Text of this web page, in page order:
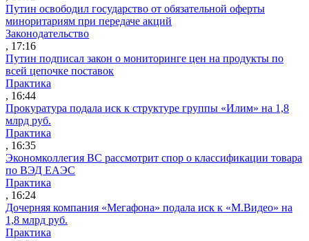
Путин освободил государство от обязательной оферты
миноритариям при передаче акций
Законодательство
, 17:16
Путин подписал закон о мониторинге цен на продукты по
всей цепочке поставок
Практика
, 16:44
Прокуратура подала иск к структуре группы «Илим» на 1,8
млрд руб.
Практика
, 16:35
Экономколлегия ВС рассмотрит спор о классификации товара
по ВЭД ЕАЭС
Практика
, 16:24
Дочерняя компания «Мегафона» подала иск к «М.Видео» на
1,8 млрд руб.
Практика